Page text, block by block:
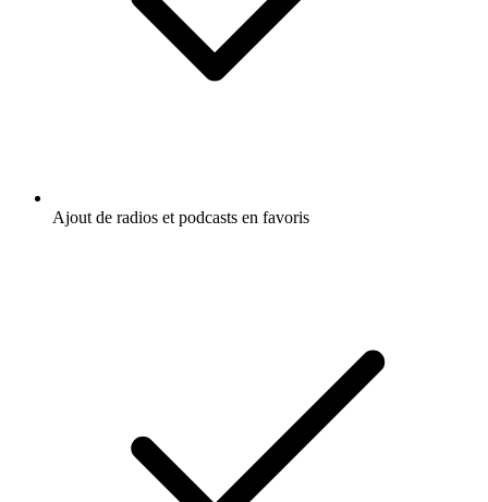
Ajout de radios et podcasts en favoris